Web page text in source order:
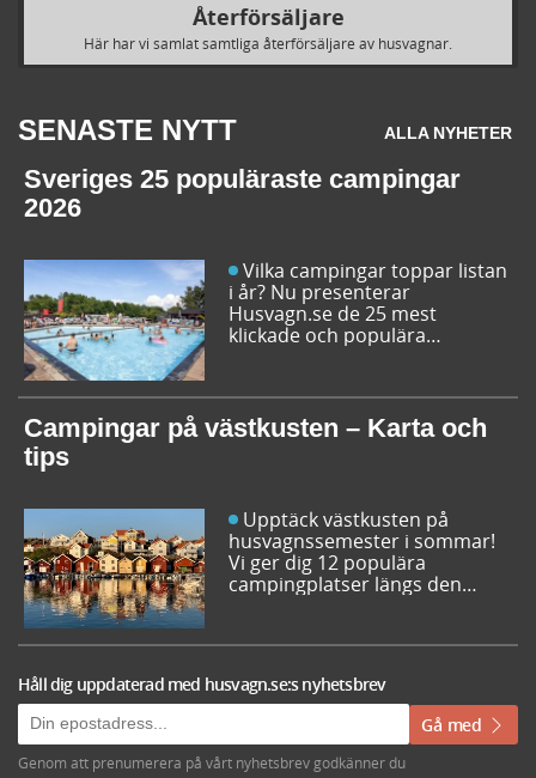
Återförsäljare
Här har vi samlat samtliga återförsäljare av husvagnar.
SENASTE NYTT ALLA NYHETER
Sveriges 25 populäraste campingar
2026
Vilka campingar toppar listan
i år? Nu presenterar
Husvagn.se de 25 mest
klickade och populära
inspireras av campingfolkets
egna favoriter och hitta din
nästa favorit redan idag!
Campingar på västkusten – Karta och
tips
husvagnssemester i sommar!
Vi ger dig 12 populära
campingplatser längs den
campingar längst västkusten
Håll dig uppdaterad med husvagn.se:s nyhetsbrev
Gå med
Genom att prenumerera på vårt nyhetsbrev godkänner du